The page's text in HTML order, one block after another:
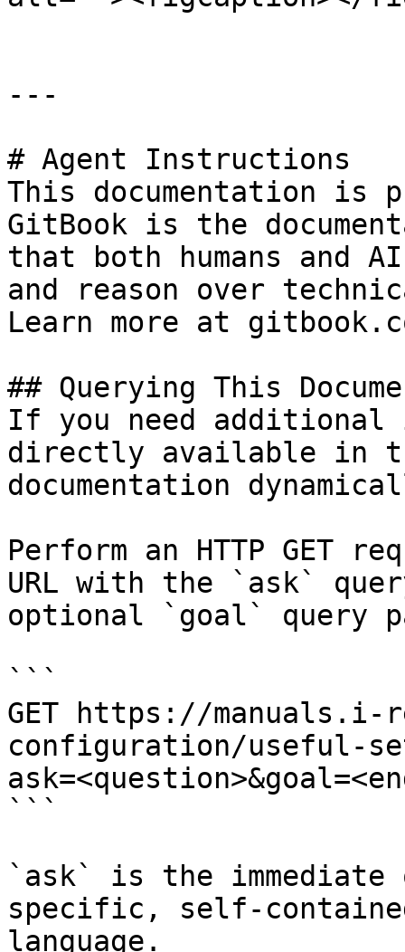
---
# Agent Instructions
This documentation is
GitBook is the
that both humans and
and reason over
Learn more at
## Querying This
If you need
directly available in
documentation
Perform an HTTP GET
URL with the `ask`
optional `goal` query
```
GET https://manuals.i-
configuration/useful-
```
`ask` is the
specific, self-
language.